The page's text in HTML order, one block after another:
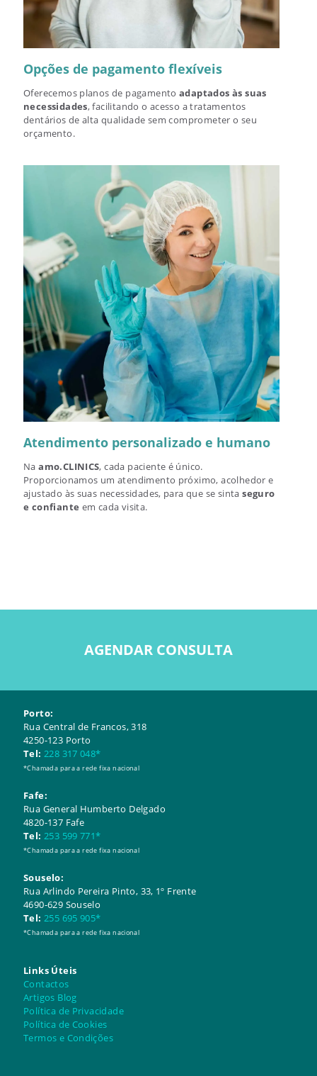
Opções de pagamento flexíveis
Oferecemos planos de pagamentoadaptados às suas
necessidades, facilitando o acesso a tratamentos
dentários de alta qualidade sem comprometer o seu
orçamento.
Atendimento personalizado e humano
Naamo.CLINICS, cada paciente é único.
Proporcionamos um atendimento próximo, acolhedor e
ajustado às suas necessidades, para que se sintaseguro
e confiante em cada visita.
AGENDAR CONSULTA
Porto:
Rua Central de Francos, 318
4250-123 Porto
Tel: 228 317 048*
*Chamada para a rede fixa nacional
Fafe:
Rua General Humberto Delgado
4820-137 Fafe
Tel: 253 599 771*
*Chamada para a rede fixa nacional
Souselo:
​​Rua Arlindo Pereira Pinto, 33, 1º Frente
4690-629 Souselo
Tel: 255 695 905*
*Chamada para a rede fixa nacional
Links Úteis
Contactos
Artigos Blog
Política de Privacidade
Política de Cookies
Termos e Condições